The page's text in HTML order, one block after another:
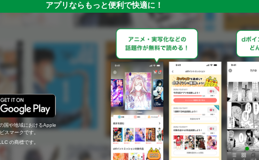
アプリならもっと便利で快適に！
国や地域におけるApple
スマークです。
の商標です。